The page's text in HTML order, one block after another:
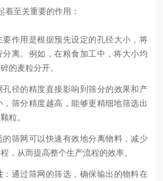
着至关重要的作用：
要作用是根据预先设定的孔径大小，将
离。例如，在粮食加工中，将大小均
的麦粒分开。
孔径的精度直接影响到筛分的效果和产
筛分精度越高，能够更精细地筛选出
粒。
的筛网可以快速有效地分离物料，减少
，从而提高整个生产流程的效率。
：通过筛网的筛选，确保输出的物料在